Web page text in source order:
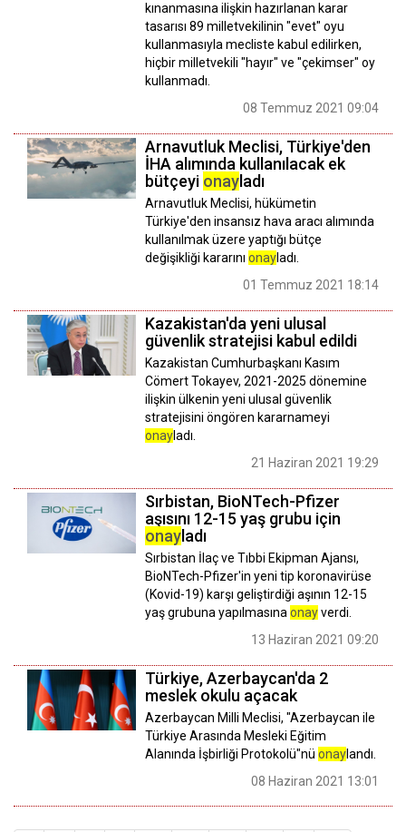
kınanmasına ilişkin hazırlanan karar
tasarısı 89 milletvekilinin "evet" oyu
kullanmasıyla mecliste kabul edilirken,
hiçbir milletvekili "hayır" ve "çekimser" oy
kullanmadı.
08 Temmuz 2021 09:04
Arnavutluk Meclisi, Türkiye'den
İHA alımında kullanılacak ek
bütçeyi onay ladı
Arnavutluk Meclisi, hükümetin
Türkiye'den insansız hava aracı alımında
kullanılmak üzere yaptığı bütçe
değişikliği kararını onayladı.
01 Temmuz 2021 18:14
Kazakistan'da yeni ulusal
güvenlik stratejisi kabul edildi
Kazakistan Cumhurbaşkanı Kasım
Cömert Tokayev, 2021-2025 dönemine
ilişkin ülkenin yeni ulusal güvenlik
stratejisini öngören kararnameyi
onayladı.
21 Haziran 2021 19:29
Sırbistan, BioNTech-Pfizer
aşısını 12-15 yaş grubu için
onayladı
Sırbistan İlaç ve Tıbbi Ekipman Ajansı,
BioNTech-Pfizer'in yeni tip koronavirüse
(Kovid-19) karşı geliştirdiği aşının 12-15
yaş grubuna yapılmasına onayverdi.
13 Haziran 2021 09:20
Türkiye, Azerbaycan'da 2
meslek okulu açacak
Azerbaycan Milli Meclisi, "Azerbaycan ile
Türkiye Arasında Mesleki Eğitim
Alanında İşbirliği Protokolü"nü onaylandı.
08 Haziran 2021 13:01